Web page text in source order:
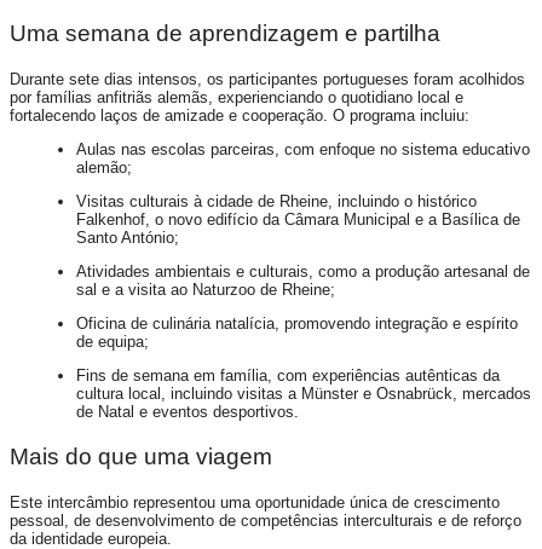
Uma semana de aprendizagem e partilha
Durante sete dias intensos, os participantes portugueses foram acolhidos
por famílias anfitriãs alemãs, experienciando o quotidiano local e
fortalecendo laços de amizade e cooperação. O programa incluiu:
Aulas nas escolas parceiras, com enfoque no sistema educativo
alemão;
Visitas culturais à cidade de Rheine, incluindo o histórico
Falkenhof, o novo edifício da Câmara Municipal e a Basílica de
Santo António;
Atividades ambientais e culturais, como a produção artesanal de
sal e a visita ao Naturzoo de Rheine;
Oficina de culinária natalícia, promovendo integração e espírito
de equipa;
Fins de semana em família, com experiências autênticas da
cultura local, incluindo visitas a Münster e Osnabrück, mercados
de Natal e eventos desportivos.
Mais do que uma viagem
Este intercâmbio representou uma oportunidade única de crescimento
pessoal, de desenvolvimento de competências interculturais e de reforço
da identidade europeia.